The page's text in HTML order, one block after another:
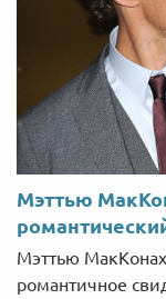
Мэттью
Мэттью
романтичное